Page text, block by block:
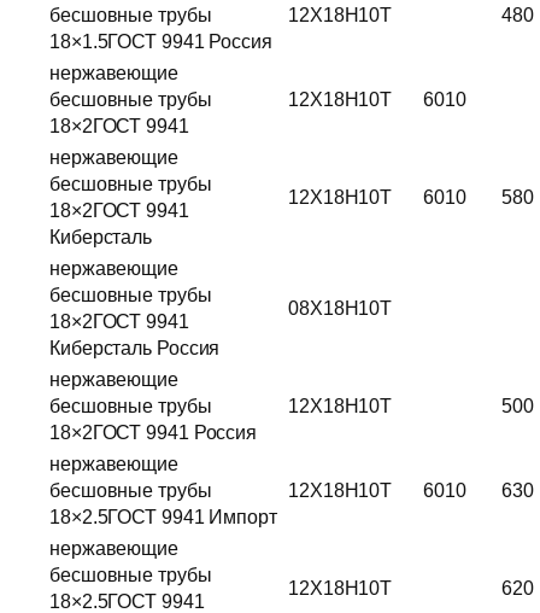
бесшовные трубы
18×1.5ГОСТ 9941 Россия
12Х18Н10Т 480
нержавеющие
бесшовные трубы
18×2ГОСТ 9941
12Х18Н10Т 6010
нержавеющие
бесшовные трубы
18×2ГОСТ 9941
Киберсталь
12Х18Н10Т 6010 580
нержавеющие
бесшовные трубы
18×2ГОСТ 9941
Киберсталь Россия
08Х18Н10Т
нержавеющие
бесшовные трубы
18×2ГОСТ 9941 Россия
12Х18Н10Т 500
нержавеющие
бесшовные трубы
18×2.5ГОСТ 9941 Импорт
12Х18Н10Т 6010 630
нержавеющие
бесшовные трубы
18×2.5ГОСТ 9941
12Х18Н10Т 620